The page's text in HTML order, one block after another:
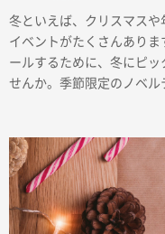
冬といえば、クリスマス
イベントがたくさんあり
ールするために、冬にピ
せんか。季節限定のノベ